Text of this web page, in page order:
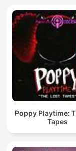
Poppy Playtime:
Tapes